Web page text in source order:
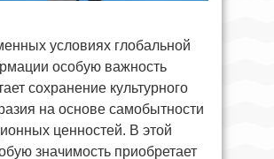
условиях глобальной
особую важность
сохранение культурного
на основе самобытности
ценностей. В этой
значимость приобретает